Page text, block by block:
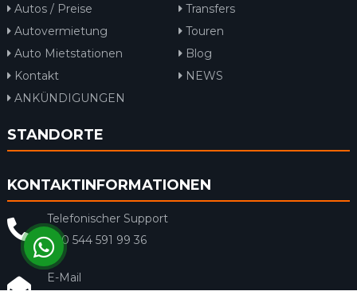
Autos / Preise
Transfers
Autovermietung
Touren
Auto Mietstationen
Blog
Kontakt
NEWS
ANKÜNDIGUNGEN
STANDORTE
KONTAKTINFORMATIONEN
Telefonischer Support
+90 544 591 99 36
E-Mail